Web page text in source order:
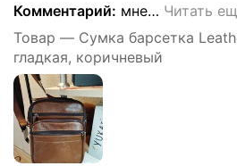
Комментарий: мне… Читать
Товар — Сумка барсетка
гладкая, коричневый